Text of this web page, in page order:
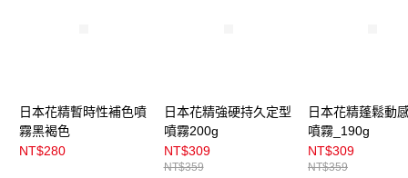
付款後門市自取
每筆NT$100，滿NT$399(含以上)免運費
日本花精暫時性補色噴
霧黑褐色
NT$280
日本花精強硬持久定型
噴霧200g
NT$309
NT$359
日本花精蓬鬆動
噴霧_190g
NT$309
NT$359